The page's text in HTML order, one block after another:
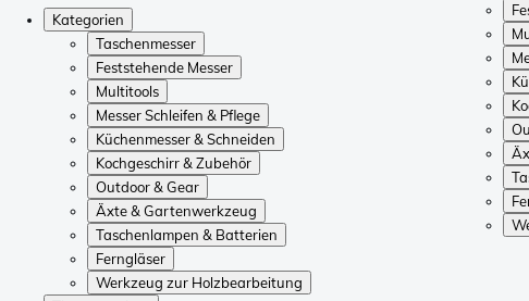
Kategorien
Taschenmesser
Feststehende Messer
Multitools
Messer Schleifen & Pflege
Küchenmesser & Schneiden
Kochgeschirr & Zubehör
Outdoor & Gear
Äxte & Gartenwerkzeug
Taschenlampen & Batterien
Ferngläser
Werkzeug zur Holzbearbeitung